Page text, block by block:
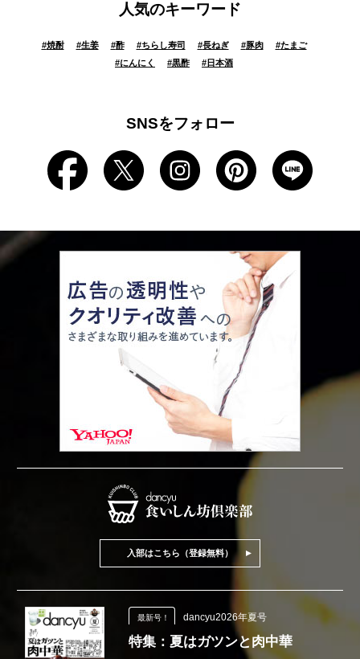
人気のキーワード
#焼酎 #生姜 #酢 #ちらし寿司 #長ねぎ #豚肉 #たまご
#にんにく #黒酢 # 日本酒
SNSをフォロー
入部はこちら（登録無料）
最新号！ dancyu2026年夏号
特集：夏はガツンと肉中華